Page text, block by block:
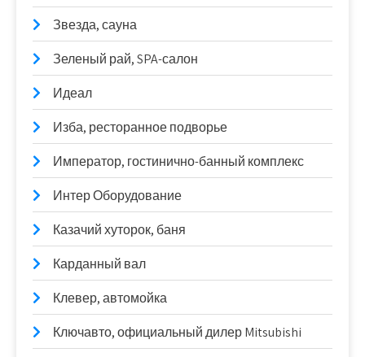
Звезда, сауна
Зеленый рай, SPA-салон
Идеал
Изба, ресторанное подворье
Император, гостинично-банный комплекс
Интер Оборудование
Казачий хуторок, баня
Карданный вал
Клевер, автомойка
Ключавто, официальный дилер Mitsubishi